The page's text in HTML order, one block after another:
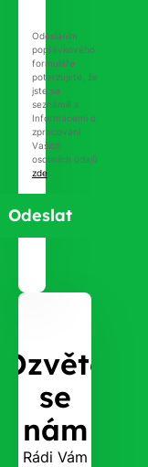
Ozvěte
se
nám
Rádi Vám
Odesláním
poptávkového
formuláře
potvrzujete, že
jste se
seznámili s
Informacemi o
zpracování
Vašich
osobních údajů
zde